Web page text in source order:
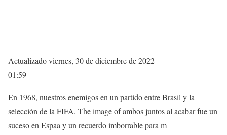
Actualizadoviernes, 30 de diciembre de 2022 –
01:59
En 1968, nuestros enemigos en un partido entre Brasil y la
selección de la FIFA. The image of ambos juntos al acabar fue un
suceso en Espaa y un recuerdo imborrable para m